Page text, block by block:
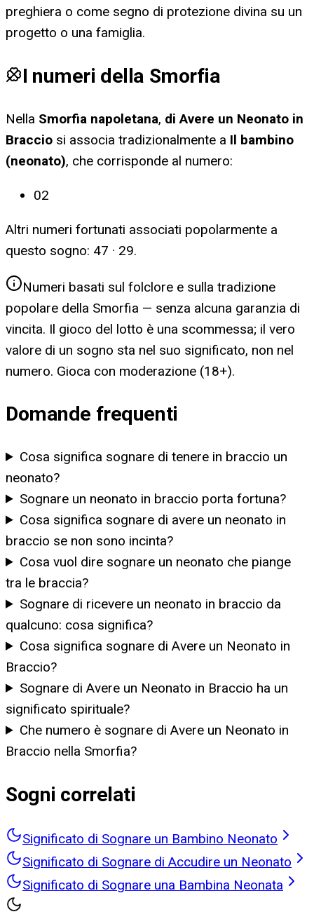
preghiera o come segno di protezione divina su un
progetto o una famiglia.
I numeri della Smorfia
Nella Smorfia napoletana, di Avere un Neonato in
Braccio si associa tradizionalmente a Il bambino
(neonato), che corrisponde al numero:
02
Altri numeri fortunati associati popolarmente a
questo sogno: 47 · 29.
Numeri basati sul folclore e sulla tradizione
popolare della Smorfia — senza alcuna garanzia di
vincita. Il gioco del lotto è una scommessa; il vero
valore di un sogno sta nel suo significato, non nel
numero. Gioca con moderazione (18+).
Domande frequenti
Cosa significa sognare di tenere in braccio un
neonato?
Sognare un neonato in braccio porta fortuna?
Cosa significa sognare di avere un neonato in
braccio se non sono incinta?
Cosa vuol dire sognare un neonato che piange
tra le braccia?
Sognare di ricevere un neonato in braccio da
qualcuno: cosa significa?
Cosa significa sognare di Avere un Neonato in
Braccio?
Sognare di Avere un Neonato in Braccio ha un
significato spirituale?
Che numero è sognare di Avere un Neonato in
Braccio nella Smorfia?
Sogni correlati
Significato di Sognare un Bambino Neonato
Significato di Sognare di Accudire un Neonato
Significato di Sognare una Bambina Neonata